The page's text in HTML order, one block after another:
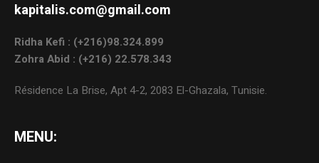
kapitalis.com@gmail.com
Ridha Kefi : (+216)98.324.899
Zohra Abid : (+216) 22.578.343
Résidence La Brise, Apt 4-2, 2083 El-Ghazala, Tunisie.
MENU: